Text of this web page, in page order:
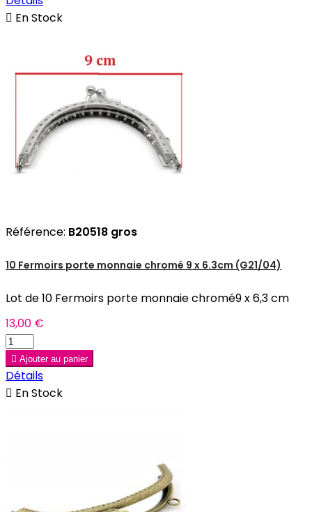
 En Stock
Référence: B20518 gros
10 Fermoirs porte monnaie chromé 9 x 6.3cm (G21/04)
Lot de 10 Fermoirs porte monnaie chromé9 x 6,3 cm
13,00 €
 Ajouter au panier
Détails
 En Stock